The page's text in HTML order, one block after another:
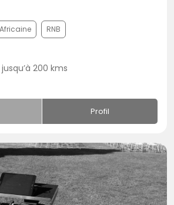
RNB
200 kms
Profil